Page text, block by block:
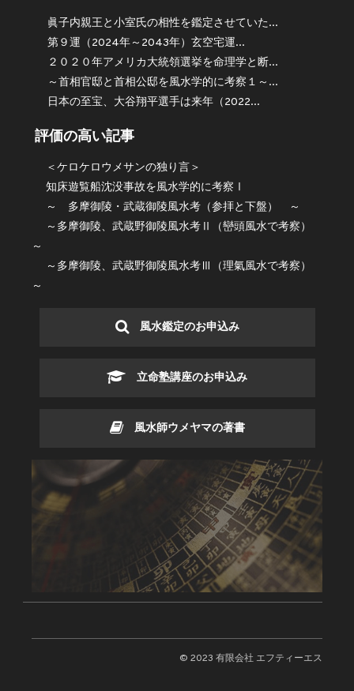
眞子内親王と小室氏の相性を鑑定させていた...
第９運（2024年～2043年）玄空宅運...
２０２０年アメリカ大統領選挙を命理学と断...
～首相官邸と首相公邸を風水学的に考察１～...
日本の至宝、大谷翔平選手は来年（2022...
評価の高い記事
＜ケロケロウメサンの独り言＞
知床遊覧船沈没事故を風水学的に考察Ⅰ
～ 多摩御陵・武蔵御陵風水考（参拝と下盤） ～
～多摩御陵、武蔵野御陵風水考Ⅱ（巒頭風水で考察）
～
～多摩御陵、武蔵野御陵風水考Ⅲ（理氣風水で考察）
～
風水鑑定のお申込み
立命塾講座のお申込み
風水師ウメヤマの著書
© 2023 有限会社 エフティーエス